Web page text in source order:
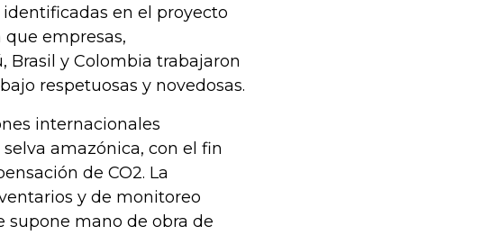
en el proyecto
que empresas,
Brasil y Colombia trabajaron
respetuosas y novedosas.
internacionales
amazónica, con el fin
de CO2. La
y de monitoreo
supone mano de obra de